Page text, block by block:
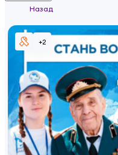
Назад
+2